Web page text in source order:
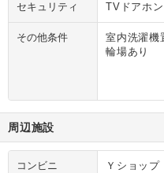
セキュリティ TVドアホン
その他条件
室内洗濯機
輪場あり
周辺施設
コンビニ
Ｙショッ